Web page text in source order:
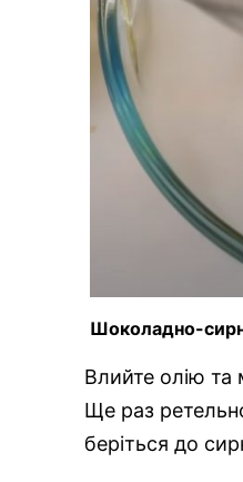
Шоколадно-
Влийте олію та
Ще раз
беріться до